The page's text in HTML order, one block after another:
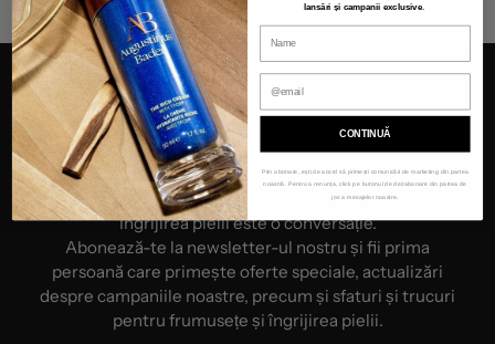
NEWSLETTER
Îngrijirea pielii este o conversație.
Abonează-te la newsletter-ul nostru și fii prima
persoană care primește oferte speciale, actualizări
despre campaniile noastre, precum și sfaturi și trucuri
pentru frumusețe și îngrijirea pielii.
lansări și campanii exclusive.
CONTINUĂ
Prin abonare, ești de acord să primești comunicări de marketing din partea
noastră. Pentru a renunța, click pe butonul de dezabonare din partea de
jos a mesajelor noastre.